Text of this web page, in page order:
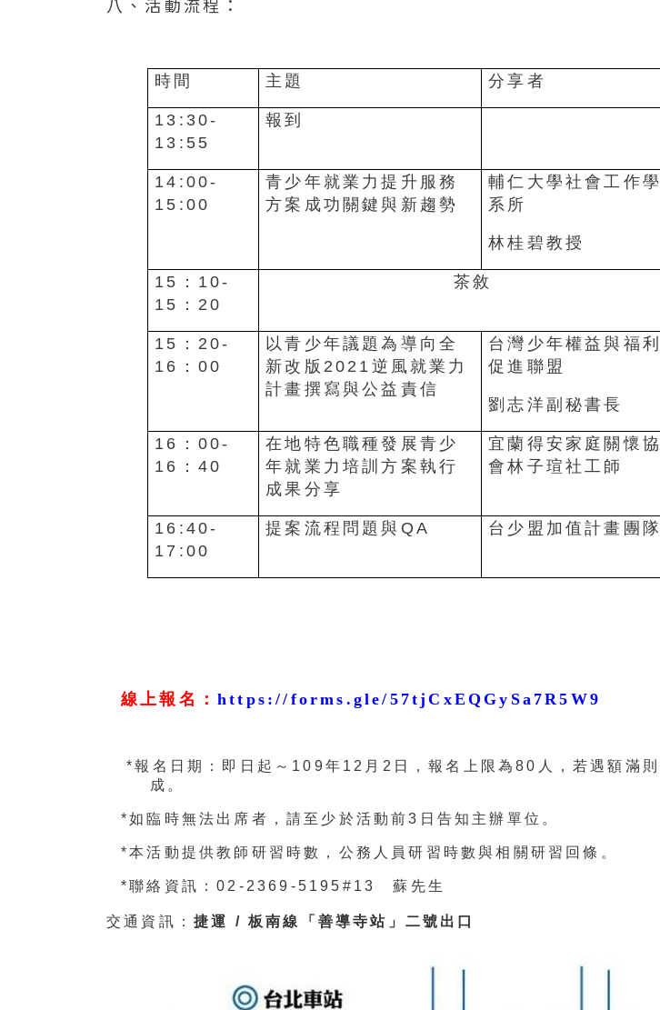
八、活動流程：
時間 主題 分享者
13:30-
13:55
報到
14:00-
15:00
青少年就業力提升服務
方案成功關鍵與新趨勢
輔仁大學社會工作學
系所
林桂碧教授
15 ： 10-
15 ： 20
茶敘
15 ： 20-
16 ： 00
以青少年議題為導向全
新改版 2021 逆風就業力
計畫撰寫與公益責信
台灣少年權益與福利
促進聯盟
劉志洋副秘書長
16 ： 00-
16 ： 40
在地特色職種發展青少
年就業力培訓方案執行
成果分享
宜蘭得安家庭關懷協
會林子瑄社工師
16:40-
17:00
提案流程問題與 QA 台少盟加值計畫團隊
線上報名： https://forms.gle/57tjCxEQGySa7R5W9
*報名日期：即日起～ 109年 12 月 2 日，報名上限為80 人，若遇額滿
成。
*如臨時無法出席者，請至少於活動前3 日告知主辦單位。
*本活動提供教師研習時數，公務人員研習時數與相關研習回條。
*聯絡資訊：02-2369-5195#13 蘇先生
交通資訊： 捷運 /板南線「善導寺站」二號出口